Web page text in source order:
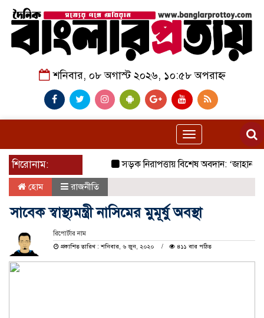
শনিবার, ০৮ অগাস্ট ২০২৬, ১০:৫৮ অপরাহ্ন
Toggle
navigation
শিরোনাম:
সড়ক নিরাপত্তায় বিশেষ অবদান:
হোম রাজনীতি
সাবেক স্বাস্থ্যমন্ত্রী নাসিমের মুমূর্ষু অবস্থা
রিপোর্টার নাম
প্রকাশিত তারিখ : শনিবার, ৬ জুন, ২০২০
৪১১ বার পঠিত